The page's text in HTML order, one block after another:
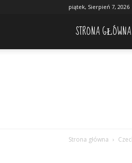
piątek, Sierpień 7, 2026
STRONA GŁÓWNA
Strona główna